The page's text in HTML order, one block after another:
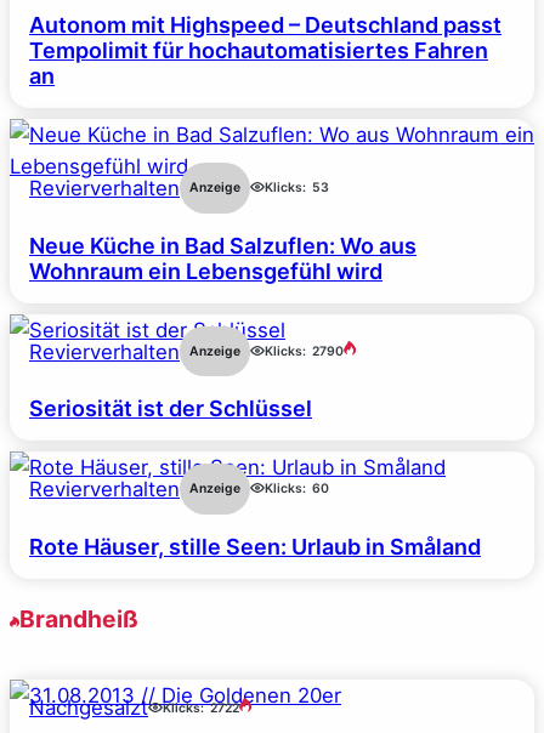
Autonom mit Highspeed – Deutschland passt
Tempolimit für hochautomatisiertes Fahren
an
Revierverhalten Anzeige Klicks: 53
Neue Küche in Bad Salzuflen: Wo aus
Wohnraum ein Lebensgefühl wird
Revierverhalten Anzeige Klicks: 2790
Seriosität ist der Schlüssel
Revierverhalten Anzeige Klicks: 60
Rote Häuser, stille Seen: Urlaub in Småland
Brandheiß
Nachgesalzt Klicks: 2722